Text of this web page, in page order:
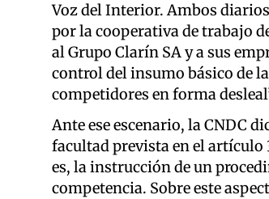
Voz del Interior. Ambos
por la cooperativa de trabajo
al Grupo Clarín SA y a sus
control del insumo básico de
competidores en forma
Ante ese escenario, la CNDC
facultad prevista en el artículo
es, la instrucción de un
competencia. Sobre este